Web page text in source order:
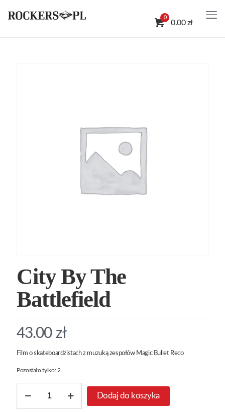
0
0.00 zł
City By The
Battlefield
43.00 zł
Film o skateboardzistach z muzuką zespołów Magic Bullet Reco
Pozostało tylko: 2
City
Dodaj do koszyka